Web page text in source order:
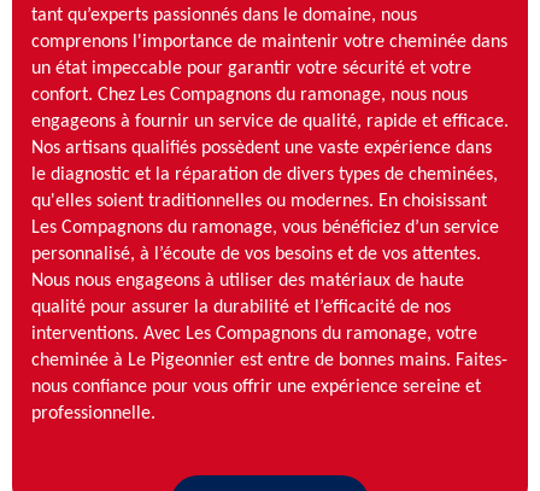
tant qu’experts passionnés dans le domaine, nous
comprenons l'importance de maintenir votre cheminée dans
un état impeccable pour garantir votre sécurité et votre
confort. Chez Les Compagnons du ramonage, nous nous
engageons à fournir un service de qualité, rapide et efficace.
Nos artisans qualifiés possèdent une vaste expérience dans
le diagnostic et la réparation de divers types de cheminées,
qu'elles soient traditionnelles ou modernes. En choisissant
Les Compagnons du ramonage, vous bénéficiez d’un service
personnalisé, à l’écoute de vos besoins et de vos attentes.
Nous nous engageons à utiliser des matériaux de haute
qualité pour assurer la durabilité et l’efficacité de nos
interventions. Avec Les Compagnons du ramonage, votre
cheminée à Le Pigeonnier est entre de bonnes mains. Faites-
nous confiance pour vous offrir une expérience sereine et
professionnelle.